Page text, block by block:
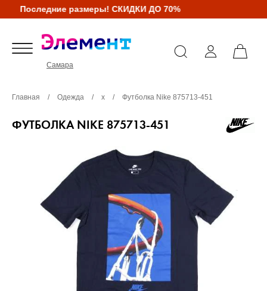
Последние размеры! СКИДКИ ДО 70%
Самара
Главная / Одежда / х / Футболка Nike 875713-451
ФУТБОЛКА NIKE 875713-451